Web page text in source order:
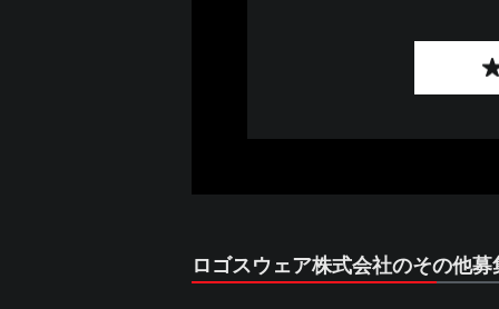
ロゴスウェア株式会社のその他募